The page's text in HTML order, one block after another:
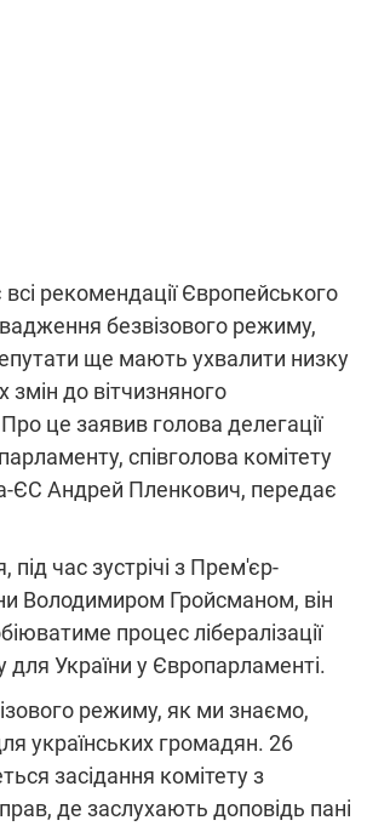
рекомендації Європейського
безвізового режиму,
ще мають ухвалити низку
до вітчизняного
це заявив голова делегації
співголова комітету
ЄС Андрей Пленкович, передає
під час зустрічі з Прем'єр-
Володимиром Гройсманом, він
процес лібералізації
для України у Європарламенті.
режиму, як ми знаємо,
українських громадян. 26
засідання комітету з
де заслухають доповідь пані